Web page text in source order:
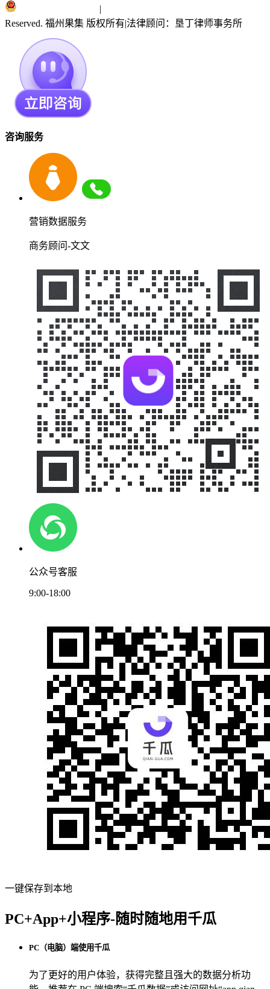
|
Reserved. 福州果集 版权所有|法律顾问：垦丁律师事务所
咨询服务
营销数据服务
商务顾问-文文
公众号客服
9:00-18:00
一键保存到本地
PC+App+小程序-随时随地用千瓜
PC（电脑）端使用千瓜
为了更好的用户体验，获得完整且强大的数据分析功